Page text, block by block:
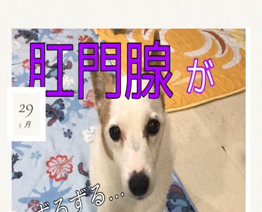
29
5月